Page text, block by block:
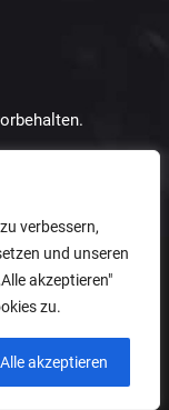
verbessern,
und unseren
akzeptieren"
zu.
Alle akzeptieren